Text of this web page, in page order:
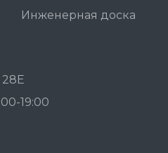
Инженерная доска
19:00